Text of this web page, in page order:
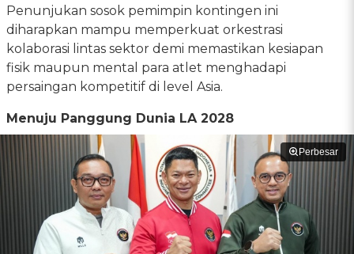
Penunjukan sosok pemimpin kontingen ini
diharapkan mampu memperkuat orkestrasi
kolaborasi lintas sektor demi memastikan kesiapan
fisik maupun mental para atlet menghadapi
persaingan kompetitif di level Asia.
Menuju Panggung Dunia LA 2028
Perbesar